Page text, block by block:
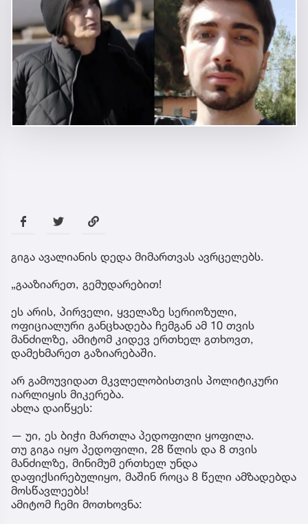
გიგა ავალიანის დედა მიმართვას ავრცელებს.
„გააზიარეთ, გემუდარებით!
ეს არის, პირველი, ყველაზე სერიოზული,
ოფიციალური განცხადება ჩემგან ამ 10 თვის
მანძილზე, ამიტომ კიდევ ერთხელ გთხოვთ,
დამეხმარეთ გაზიარებაში.
არ გამოუვიდათ მკვლელობისთვის პოლიტიკური
იარლიყის მიკერება.
ახლა დაიწყეს:
— უი, ეს ბიჭი მართლა პედოფილი ყოფილა.
თუ გიგა იყო პედოფილი, 28 წლის და 8 თვის
მანძილზე, მინიმუმ ერთხელ უნდა
დაფიქსირებულიყო, მაშინ როცა 8 წელი ამზადებდა
მოსწავლეებს!
ამიტომ ჩემი მოთხოვნა: